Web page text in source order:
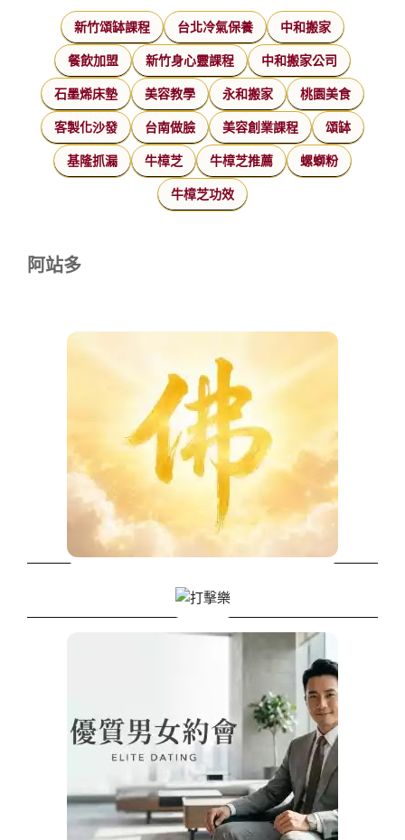
新竹頌缽課程 台北冷氣保養 中和搬家
餐飲加盟 新竹身心靈課程 中和搬家公司
石墨烯床墊 美容教學 永和搬家 桃園美食
客製化沙發 台南做臉 美容創業課程 頌缽
基隆抓漏 牛樟芝 牛樟芝推薦 螺螄粉
牛樟芝功效
阿站多